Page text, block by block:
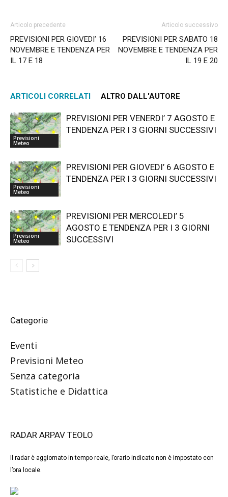
Articolo precedente
PREVISIONI PER GIOVEDI’ 16
NOVEMBRE E TENDENZA PER
IL 17 E 18
Articolo successivo
PREVISIONI PER SABATO 18
NOVEMBRE E TENDENZA PER
IL 19 E 20
ARTICOLI CORRELATI ALTRO DALL'AUTORE
Previsioni
Meteo
PREVISIONI PER VENERDI’ 7 AGOSTO E
TENDENZA PER I 3 GIORNI SUCCESSIVI
Previsioni
Meteo
PREVISIONI PER GIOVEDI’ 6 AGOSTO E
TENDENZA PER I 3 GIORNI SUCCESSIVI
Previsioni
Meteo
PREVISIONI PER MERCOLEDI’ 5
AGOSTO E TENDENZA PER I 3 GIORNI
SUCCESSIVI
Categorie
Eventi
Previsioni Meteo
Senza categoria
Statistiche e Didattica
RADAR ARPAV TEOLO
Il radar è aggiornato in tempo reale, l’orario indicato non è impostato con
l’ora locale.